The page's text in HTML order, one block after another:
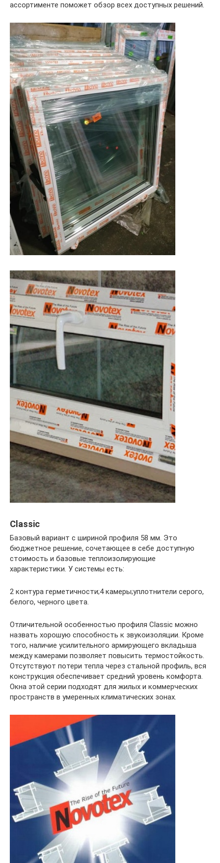
ассортименте поможет обзор всех доступных решений.
Classic
Базовый вариант с шириной профиля 58 мм. Это
бюджетное решение, сочетающее в себе доступную
стоимость и базовые теплоизолирующие
характеристики. У системы есть:
2 контура герметичности;4 камеры;уплотнители серого,
белого, черного цвета.
Отличительной особенностью профиля Classic можно
назвать хорошую способность к звукоизоляции. Кроме
того, наличие усилительного армирующего вкладыша
между камерами позволяет повысить термостойкость.
Отсутствуют потери тепла через стальной профиль, вся
конструкция обеспечивает средний уровень комфорта.
Окна этой серии подходят для жилых и коммерческих
пространств в умеренных климатических зонах.